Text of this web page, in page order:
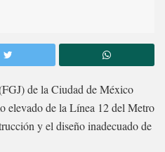
de la Ciudad de México
elevado de la Línea 12 del Metro
y el diseño inadecuado de